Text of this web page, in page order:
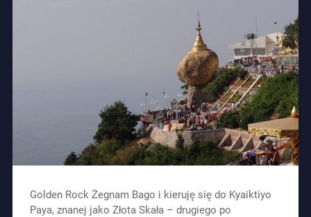
Golden Rock Żegnam Bago i kieruję się do Kyaiktiyo
Paya, znanej jako Złota Skała – drugiego po